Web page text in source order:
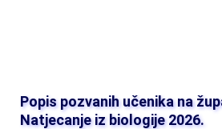
Popis pozvanih učenika na
Natjecanje iz biologije 2026.